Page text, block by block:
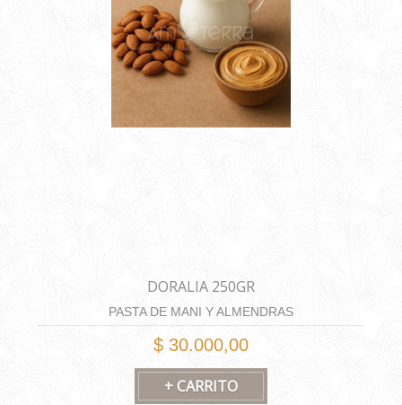
DORALIA 250GR
PASTA DE MANI Y ALMENDRAS
$ 30.000,00